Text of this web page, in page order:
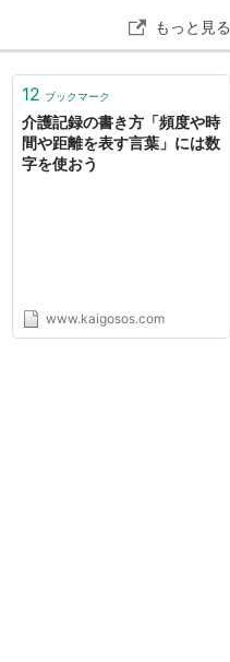
もっと見る
12 ブックマーク
介護記録の書き方「頻度や時
間や距離を表す言葉」には数
字を使おう
www.kaigosos.com